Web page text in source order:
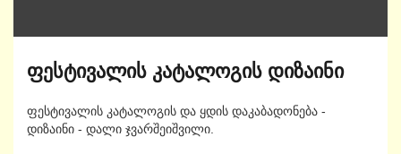
ფესტივალის კატალოგის დიზაინი
ფესტივალის კატალოგის და ყდის დაკაბადონება -
დიზაინი - დალი ჯვარშეიშვილი.